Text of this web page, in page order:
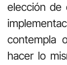
elección de
contempla
hacer lo